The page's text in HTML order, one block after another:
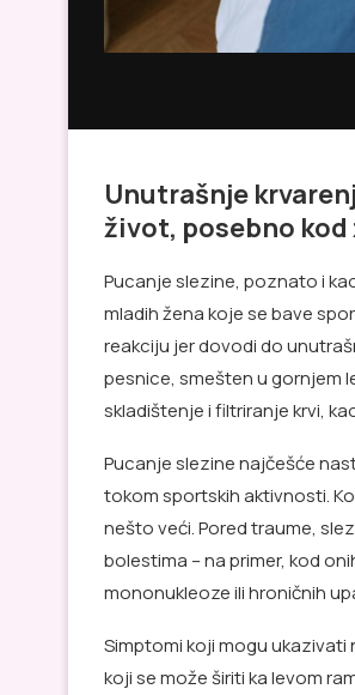
Unutrašnje
život, posebno kod
Pucanje slezine, poznato i
mladih žena koje se bave
reakciju jer dovodi do
pesnice, smešten u gornjem
skladištenje i filtriranje krvi,
Pucanje slezine najčešće
tokom sportskih aktivnosti.
nešto veći. Pored traume,
bolestima – na primer, kod
mononukleoze ili hroničnih
Simptomi koji mogu ukazivati
koji se može širiti ka levom